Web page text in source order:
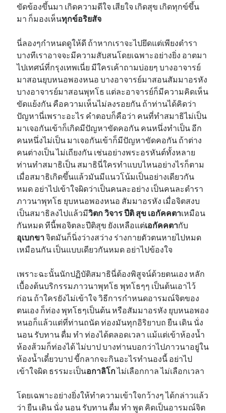
ขัดข้องขึ้นมา เกิดความดีใจ เสียใจ เกิดสุข เกิดทุกข์ขึ้น
มา ก็มองเห็นทุกข์อริยสัจ
นี่ลองๆกำหนดดูให้ดี ถ้าหากเราจะไปยึดแต่เพียงตำรา
บางทีเราอาจจะมีความสับสนโดยเฉพาะอย่างยิ่ง อาตมา
ไปเทศน์ที่กรุงเทพเนี่ย มีใครเค้าถามบ่อยๆ บางอาจารย์
มาสอนยุบหนอพองหนอ บางอาจารย์มาสอนสัมมาอรหัง
บางอาจารย์มาสอนพุทโธ แต่ละอาจารย์ก็มีความคิดเห็น
ขัดแย้งกัน คือความเห็นไม่ลงรอยกัน ถ้าท่านได้คิดว่า
ปัญหานี่เพราะอะไร คำตอบก็คือว่า คนที่ทำสมาธิไม่เป็น
มาเจอกันเข้าก็เกิดมีปัญหาขัดคอกัน คนหนึ่งทำเป็น อีก
คนหนึ่งไม่เป็น มาเจอกันเข้าก็มีปัญหาขัดคอกัน ถ้าต่าง
คนต่างเป็น ไม่เถียงกัน เช่นอย่างพระอรหันต์ทั้งหลาย
ท่านทำสมาธิเป็น สมาธินี่ใครทำแบบไหนอย่างไรก็ตาม
เมื่อสมาธิเกิดขึ้นแล้วมันมีแนวโน้มเป็นอย่างเดียวกัน
หมด อย่าไปเข้าใจผิดว่าเป็นคนละอย่าง เป็นคนละตำรา
ภาวนาพุทโธ ยุบหนอพองหนอ สัมมาอรหัง เมื่อจิตสงบ
เป็นสมาธิลงไปแล้วมีวิตก วิจาร ปีติ สุข เอกัคคตาเหมือน
กันหมด ทีนี้พอจิตละปีติสุข ยังเหลือแต่เอกัคคตากับ
อุเบกขาจิตมันก็นิ่งว่างสว่าง ร่างกายตัวตนหายไปหมด
เหมือนกัน เป็นแบบเดียวกันหมด อย่าไปข้องใจ
เพราะฉะนั้นนักปฏิบัติสมาธินี่ต้องพิสูจน์ด้วยตนเอง หลัก
เบื้องต้นบริกรรมภาวนาพุทโธ พุทโธๆๆ เป็นต้นเอาไว้
ก่อน ถ้าใครยังไม่เข้าใจ วิธีการกำหนดอารมณ์จิตของ
ตนเอง ก็ท่อง พุทโธๆเป็นต้น หรือสัมมาอรหัง ยุบหนอพอง
หนอก็แล้วแต่ที่ท่านถนัด ท่องมันทุกอิริยาบถ ยืน เดิน นั่ง
นอน รับทาน ดื่ม ทำ ท่องได้ตลอดเวลา แม้แต่เข้าห้องน้ำ
ห้องส้วมก็ท่องได้ ไม่บาป บางท่านบอกว่าไปภาวนาอยู่ใน
ห้องน้ำเดี๋ยวบาป ขี้กลากจะกินอะไรทำนองนี้ อย่าไป
เข้าใจผิด ธรรมะเป็นอกาลิโกไม่เลือกกาล ไม่เลือกเวลา
โดยเฉพาะอย่างยิ่งให้ทำความเข้าใจกว้างๆ ได้กล่าวแล้ว
ว่า ยืน เดิน นั่ง นอน รับทาน ดื่ม ทำ พูด คิดเป็นอารมณ์จิต